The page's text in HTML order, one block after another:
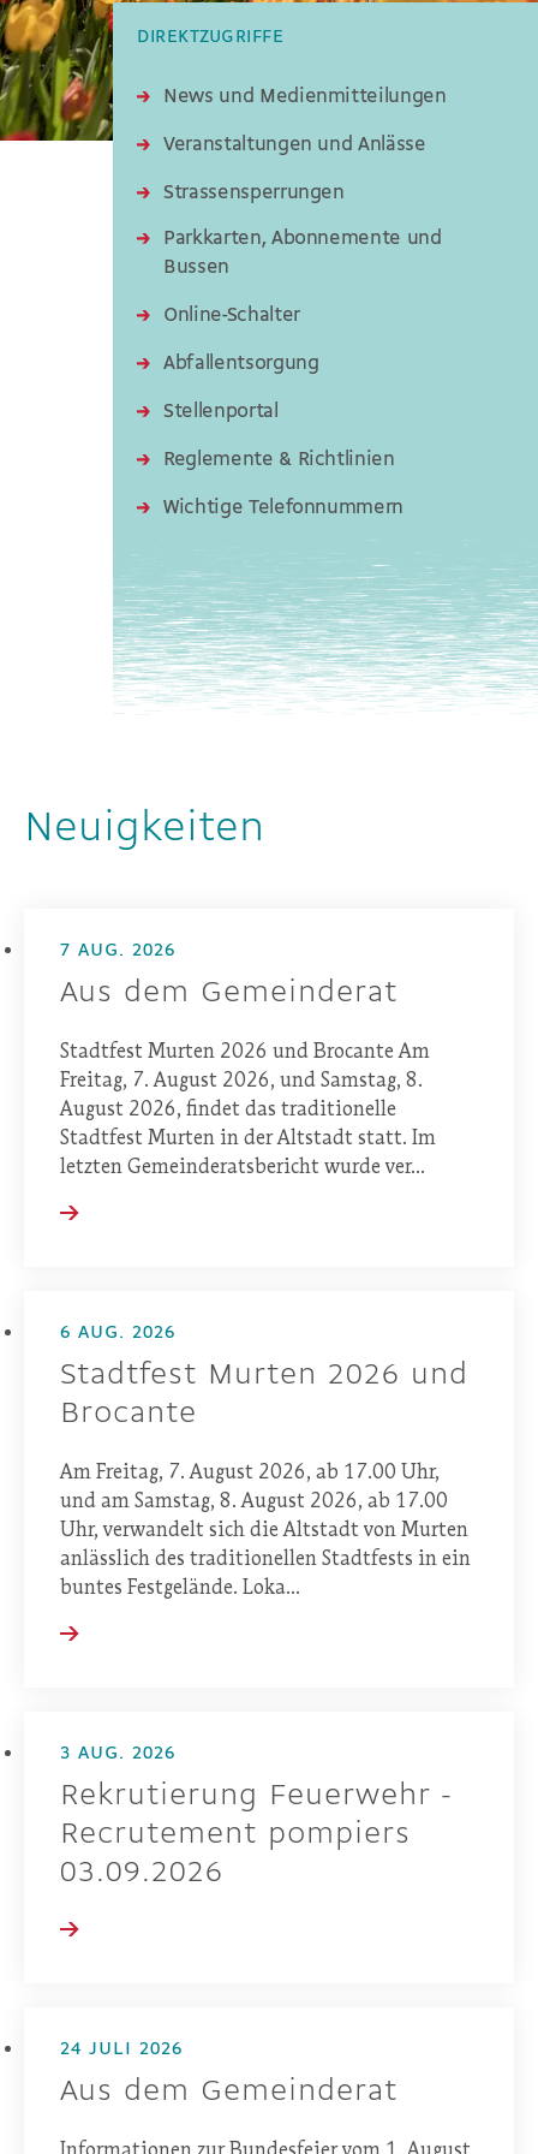
DIREKTZUGRIFFE
News und Medienmitteilungen
Veranstaltungen und Anlässe
Strassensperrungen
Parkkarten, Abonnemente und
Bussen
Online-Schalter
Abfallentsorgung
Stellenportal
Reglemente & Richtlinien
Wichtige Telefonnummern
Neuigkeiten
Aus dem Gemeinderat
Stadtfest Murten 2026 und Brocante Am
Freitag, 7. August 2026, und Samstag, 8.
August 2026, findet das traditionelle
Stadtfest Murten in der Altstadt statt. Im
letzten Gemeinderatsbericht wurde ver...
7 AUG. 2026
Stadtfest Murten 2026 und
Brocante
Am Freitag, 7. August 2026, ab 17.00 Uhr,
und am Samstag, 8. August 2026, ab 17.00
Uhr, verwandelt sich die Altstadt von Murten
anlässlich des traditionellen Stadtfests in ein
buntes Festgelände. Loka...
6 AUG. 2026
Rekrutierung Feuerwehr -
Recrutement pompiers
03.09.2026
3 AUG. 2026
Aus dem Gemeinderat
24 JULI 2026